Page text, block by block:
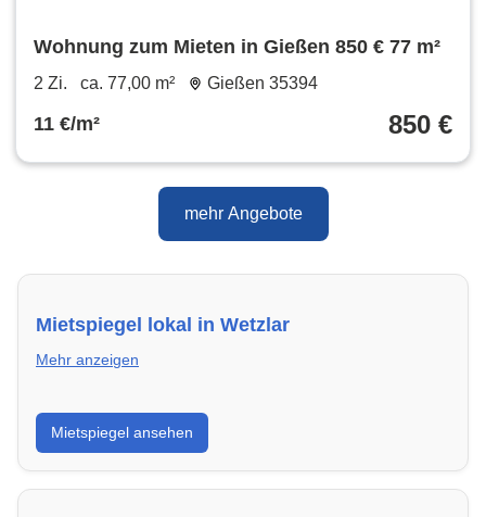
Wohnung zum Mieten in Gießen 850 € 77 m²
2 Zi. ca. 77,00 m² Gießen 35394
11 €/m² 850 €
mehr Angebote
Mietspiegel lokal in Wetzlar
Mehr anzeigen
Erhalte einen Überblick über die aktuellen Mietpreise
regional in Wetzlar. So weißt du genau, welche Miete
fair ist und wo sich ein Vergleich lohnt.
Mietspiegel ansehen